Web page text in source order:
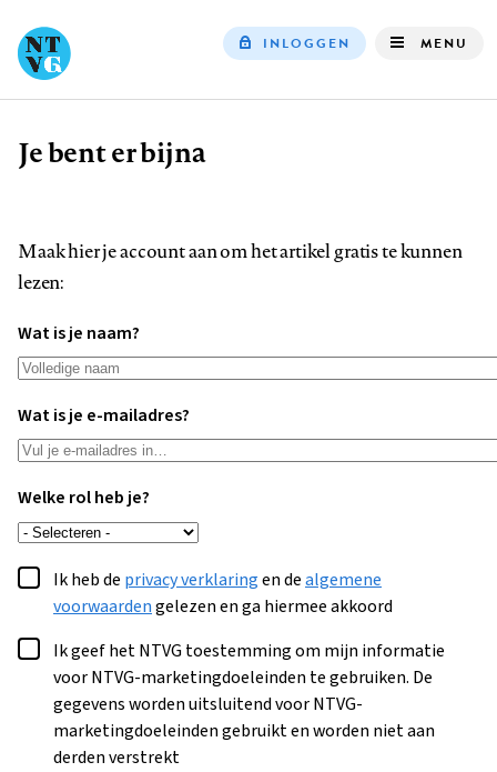
INLOGGEN MENU
Kruimelpad
Je bent er bijna
Maak hier je account aan om het artikel gratis te kunnen
lezen:
Wat is je naam?
Wat is je e-mailadres?
Welke rol heb je?
Ik heb de privacy verklaringen dealgemene
voorwaardengelezen en ga hiermee akkoord
Ik geef het NTVG toestemming om mijn informatie
voor NTVG-marketingdoeleinden te gebruiken. De
gegevens worden uitsluitend voor NTVG-
marketingdoeleinden gebruikt en worden niet aan
derden verstrekt